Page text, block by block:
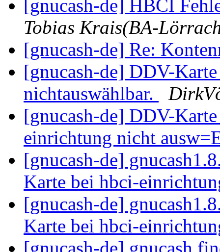
[gnucash-de] HBCI
Tobias Krais(BA-
[gnucash-de] Re:
[gnucash-de] DDV-
nichtauswählbar.
[gnucash-de] DDV-
einrichtung nicht
[gnucash-de]
Karte bei hbci-
[gnucash-de]
Karte bei hbci-